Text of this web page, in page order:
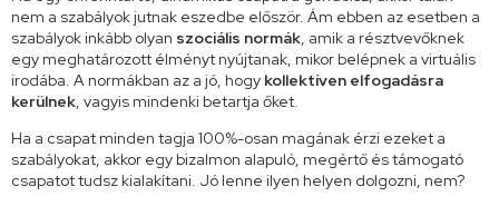
nem a szabályok jutnak eszedbe először. Ám ebben az esetben a
szabályok inkább olyan szociális normák , amik a résztvevőknek
egy meghatározott élményt nyújtanak, mikor belépnek a virtuális
irodába. A normákban az a jó, hogy kollektíven elfogadásra
kerülnek , vagyis mindenki betartja őket.
Ha a csapat minden tagja 100%-osan magának érzi ezeket a
szabályokat, akkor egy bizalmon alapuló, megértő és támogató
csapatot tudsz kialakítani. Jó lenne ilyen helyen dolgozni, nem?